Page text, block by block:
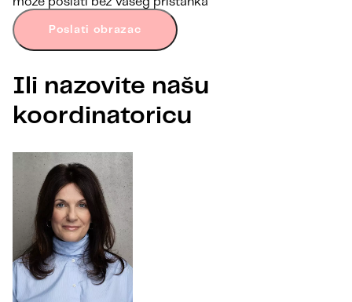
Poslati obrazac
Ili nazovite našu
koordinatoricu